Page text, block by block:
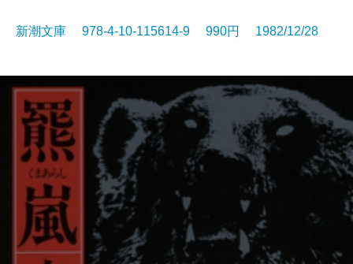
新潮文庫 978-4-10-115614-9 990円 1982/12/28